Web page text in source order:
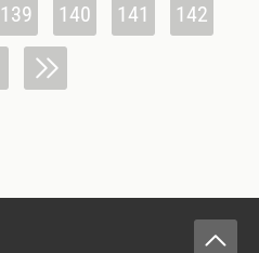
139 140 141 142